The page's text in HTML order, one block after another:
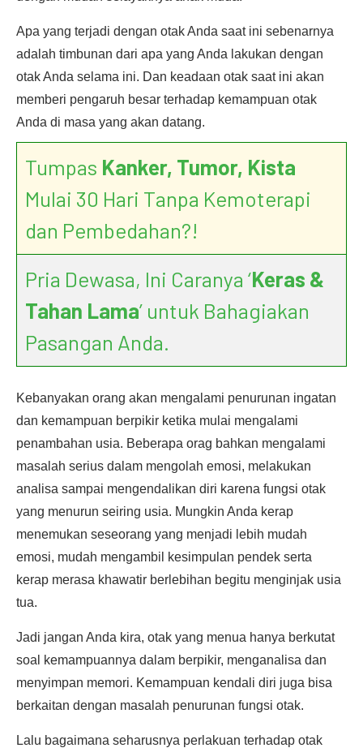
Apa yang terjadi dengan otak Anda saat ini sebenarnya
adalah timbunan dari apa yang Anda lakukan dengan
otak Anda selama ini. Dan keadaan otak saat ini akan
memberi pengaruh besar terhadap kemampuan otak
Anda di masa yang akan datang.
Tumpas Kanker, Tumor, Kista
Mulai 30 Hari Tanpa Kemoterapi
dan Pembedahan?!
Pria Dewasa, Ini Caranya ‘Keras &
Tahan Lama’ untuk Bahagiakan
Pasangan Anda.
Kebanyakan orang akan mengalami penurunan ingatan
dan kemampuan berpikir ketika mulai mengalami
penambahan usia. Beberapa orag bahkan mengalami
masalah serius dalam mengolah emosi, melakukan
analisa sampai mengendalikan diri karena fungsi otak
yang menurun seiring usia. Mungkin Anda kerap
menemukan seseorang yang menjadi lebih mudah
emosi, mudah mengambil kesimpulan pendek serta
kerap merasa khawatir berlebihan begitu menginjak usia
tua.
Jadi jangan Anda kira, otak yang menua hanya berkutat
soal kemampuannya dalam berpikir, menganalisa dan
menyimpan memori. Kemampuan kendali diri juga bisa
berkaitan dengan masalah penurunan fungsi otak.
Lalu bagaimana seharusnya perlakuan terhadap otak